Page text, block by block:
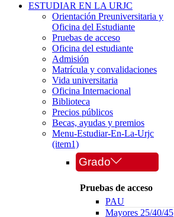
ESTUDIAR EN LA URJC
Orientación Preuniversitaria y
Oficina del Estudiante
Pruebas de acceso
Oficina del estudiante
Admisión
Matrícula y convalidaciones
Vida universitaria
Oficina Internacional
Biblioteca
Precios públicos
Becas, ayudas y premios
Menu-Estudiar-En-La-Urjc
(item1)
Grado
Pruebas de acceso
PAU
Mayores 25/40/45